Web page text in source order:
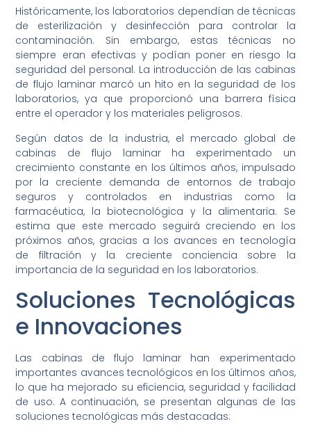
Históricamente, los laboratorios dependían de técnicas
de esterilización y desinfección para controlar la
contaminación. Sin embargo, estas técnicas no
siempre eran efectivas y podían poner en riesgo la
seguridad del personal. La introducción de las cabinas
de flujo laminar marcó un hito en la seguridad de los
laboratorios, ya que proporcionó una barrera física
entre el operador y los materiales peligrosos.
Según datos de la industria, el mercado global de
cabinas de flujo laminar ha experimentado un
crecimiento constante en los últimos años, impulsado
por la creciente demanda de entornos de trabajo
seguros y controlados en industrias como la
farmacéutica, la biotecnológica y la alimentaria. Se
estima que este mercado seguirá creciendo en los
próximos años, gracias a los avances en tecnología
de filtración y la creciente conciencia sobre la
importancia de la seguridad en los laboratorios.
Soluciones Tecnológicas
e Innovaciones
Las cabinas de flujo laminar han experimentado
importantes avances tecnológicos en los últimos años,
lo que ha mejorado su eficiencia, seguridad y facilidad
de uso. A continuación, se presentan algunas de las
soluciones tecnológicas más destacadas: